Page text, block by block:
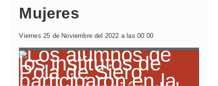
Mujeres
Viernes 25 de Noviembre del 2022 a las 00:00